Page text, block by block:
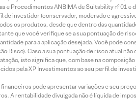
e Procedimentos ANBIMA de Suitability nº 01
de investidor (conservador, moderado e
os produtos, desde que dentro das
que você verifique se a sua pontuação de
para a aplicação desejada. Você pode
Risco). Caso a sua pontuação de risco atual
isto significa que, com base na
pela XP Investimentos ao seu perfil de
pode apresentar variações e seu
A rentabilidade divulgada não é líquida de